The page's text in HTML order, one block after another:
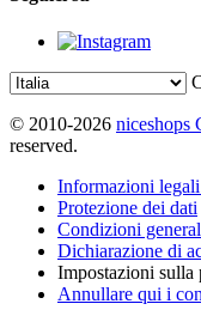
© 2010-2026 niceshops
reserved.
Informazioni
Protezione dei dati
Condizioni
Dichiarazione di
Impostazioni sulla
Annullare qui i